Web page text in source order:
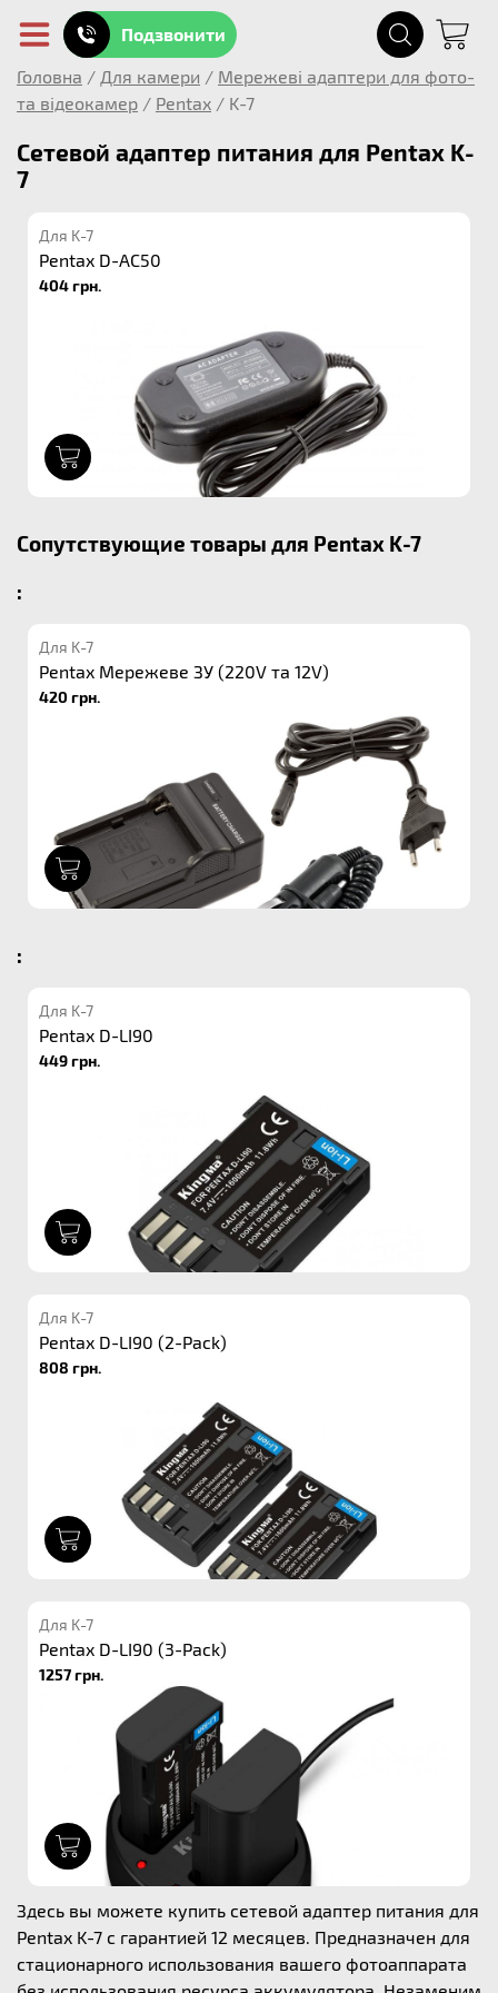
Подзвонити
Головна / Для камери / Мережеві адаптери для фото-
та відеокамер / Pentax / K-7
Сетевой адаптер питания для Pentax K-
7
Для K-7
Pentax D-AC50
404 грн.
Сопутствующие товары для Pentax K-7
:
Для K-7
Pentax Мережеве ЗУ (220V та 12V)
420 грн.
:
Для K-7
Pentax D-LI90
449 грн.
Для K-7
Pentax D-LI90 (2-Pack)
808 грн.
Для K-7
Pentax D-LI90 (3-Pack)
1257 грн.
Здесь вы можете купить сетевой адаптер питания для
Pentax K-7 с гарантией 12 месяцев. Предназначен для
стационарного использования вашего фотоаппарата